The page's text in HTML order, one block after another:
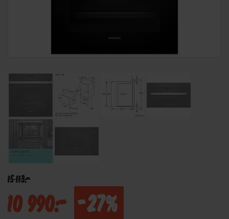
15 113:-
10 990:- -27%